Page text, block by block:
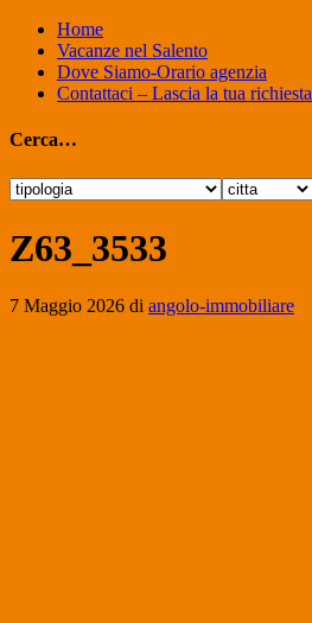
Home
Vacanze nel Salento
Dove Siamo-Orario agenzia
Contattaci – Lascia la tua richiesta
Cerca…
Z63_3533
7 Maggio 2026 di angolo-immobiliare